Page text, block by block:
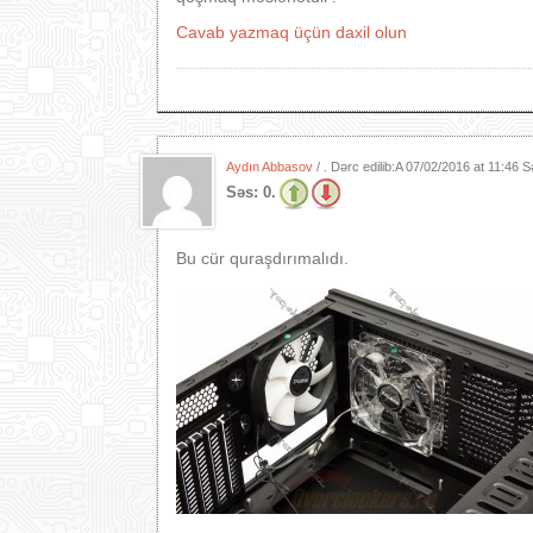
Cavab yazmaq üçün daxil olun
Aydın Abbasov / . Dərc edilib:A07/02/2016 at 11:46
Səs: 0.
Bu cür quraşdırımalıdı.